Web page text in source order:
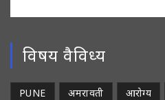
विषय वैविध्य
PUNE अमरावती आरोग्य